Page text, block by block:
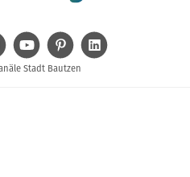
InstagramYoutube Pinterest
Stadt Bautzen